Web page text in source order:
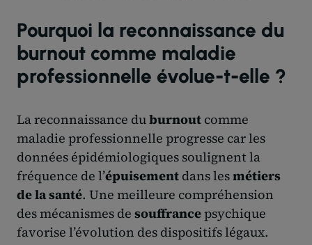
Pourquoi la reconnaissance du
burnout comme maladie
professionnelle évolue-t-elle ?
La reconnaissance duburnout comme
maladie professionnelle progresse car les
données épidémiologiques soulignent la
fréquence de l’épuisement dans lesmétiers
de la santé. Une meilleure compréhension
des mécanismes de souffrance psychique
favorise l’évolution des dispositifs légaux.